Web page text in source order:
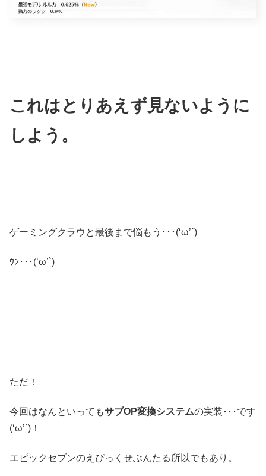
これはとりあえず見ないように
しよう。
ゲーミングクラウと最後まで悩もう･･･(‘ω’`)
ｳﾝ･･･(‘ω’`)
ただ！
今回はなんといってもサブOP変換システムの実装･･･です
(‘ω’`)！
エピックセブンのえぴっくせぶんたる所以でもあり。